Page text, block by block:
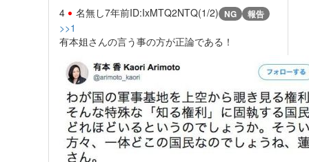
4 名無し7年前ID:IxMTQ2NTQ(1/2) NG 報告
>>1
有本姐さんの言う事の方が正論である！